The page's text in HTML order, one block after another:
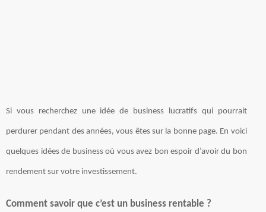
Si vous recherchez une idée de business lucratifs qui pourrait
perdurer pendant des années, vous êtes sur la bonne page. En voici
quelques idées de business où vous avez bon espoir d’avoir du bon
rendement sur votre investissement.
Comment savoir que c’est un business rentable ?